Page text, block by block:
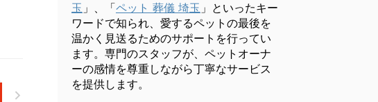
玉 」、「ペット 葬儀 埼玉 」といったキー
ワードで知られ、愛するペットの最後を
温かく見送るためのサポートを行ってい
ます。専門のスタッフが、ペットオーナ
ーの感情を尊重しながら丁寧なサービス
を提供します。